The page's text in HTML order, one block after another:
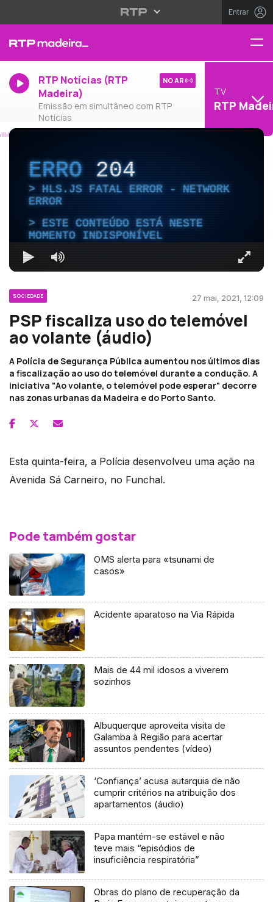
Entrar
RTP Notícias (RTP
Madeira)
Emissão em simultâneo com RTP
Notícias
NO AR
TV
RTP
ERRO204
HLS.JS FATAL ERROR - NETWORK
ERROR
ESTE CONTEÚDO ESTÁ NESTE
MOMENTO INDISPONÍVEL
SOCIEDADE 27 mai, 2021, 12:09
PSP fiscaliza uso do telemóvel
ao volante (áudio)
A Polícia de Segurança Pública aumentou nos últimos dias
a fiscalização ao uso do telemóvel durante a condução. A
iniciativa "Ao volante, o telemóvel pode esperar" decorre
nas zonas urbanas da Madeira e do Porto Santo.
Esta quinta-feira, a Polícia desenvolveu uma ação na
Avenida Sá Carneiro, no Funchal.
Pode também gostar
OMS alerta para «tsunami de
casos»
Acidente aparatoso na Via Rápida
Mais de 44 mil idosos a viverem
sozinhos
Albuquerque aproveita visita de
Galamba à Região para acertar
assuntos pendentes (vídeo)
‘Confiança’ acusa autarquia de não
cumprir critérios na atribuição dos
apartamentos (áudio)
Papa mantém-se estável e não
teve mais “episódios de
insuficiência respiratória”
Obras do plano de recuperação da